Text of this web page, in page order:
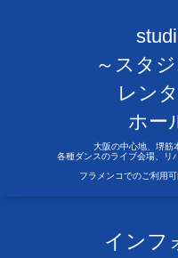
～スタ
レン
ホー
大阪の中心地、堺筋
各種ダンスのライブ会場、リ
フラメンコでのご利用
インフ